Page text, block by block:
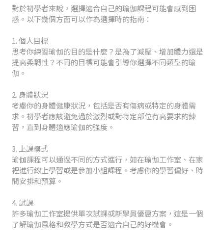
對於初學者來說，選擇適合自己的瑜伽課程可能會感到困
惑。以下幾個方面可以作為選擇時的指南：
1. 個人目標
思考你練習瑜伽的目的是什麼？是為了減壓、增加體力還是
提高柔韌性？不同的目標可能會引導你選擇不同類型的瑜
伽。
2. 身體狀況
考慮你的身體健康狀況，包括是否有傷病或特定的身體需
求。初學者應該避免過於激烈或對特定部位有高要求的練
習，直到身體適應瑜伽的強度。
3. 上課模式
瑜伽課程可以通過不同的方式進行，如在瑜伽工作室、在家
裡進行線上學習或是參加小組課程。考慮你的學習偏好、時
間安排和預算。
4. 試課
許多瑜伽工作室提供單次試課或新學員優惠方案，這是一個
了解瑜伽風格和教學方式是否適合自己的好機會。